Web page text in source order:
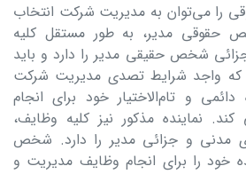
حقوقی را می‌توان به مدیریت شرکت انتخاب
حقوقی مدیر، به طور مستقل کلیه
شخص ‌حقیقی مدیر را دارد و باید
که واجد شرایط تصدی مدیریت شرکت
و تام‌الاختیار خود برای انجام
نماینده مذکور نیز کلیه وظایف،
مدنی و جزائی مدیر را دارد. شخص
خود را برای انجام وظایف مدیریت و